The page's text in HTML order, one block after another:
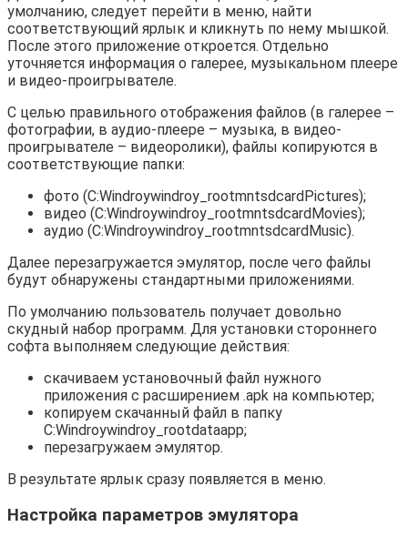
умолчанию, следует перейти в меню, найти
соответствующий ярлык и кликнуть по нему мышкой.
После этого приложение откроется. Отдельно
уточняется информация о галерее, музыкальном плеере
и видео-проигрывателе.
С целью правильного отображения файлов (в галерее –
фотографии, в аудио-плеере – музыка, в видео-
проигрывателе – видеоролики), файлы копируются в
соответствующие папки:
фото (C:Windroywindroy_rootmntsdcardPictures);
видео (C:Windroywindroy_rootmntsdcardMovies);
аудио (C:Windroywindroy_rootmntsdcardMusic).
Далее перезагружается эмулятор, после чего файлы
будут обнаружены стандартными приложениями.
По умолчанию пользователь получает довольно
скудный набор программ. Для установки стороннего
софта выполняем следующие действия:
скачиваем установочный файл нужного
приложения с расширением .apk на компьютер;
копируем скачанный файл в папку
C:Windroywindroy_rootdataapp;
перезагружаем эмулятор.
В результате ярлык сразу появляется в меню.
Настройка параметров эмулятора